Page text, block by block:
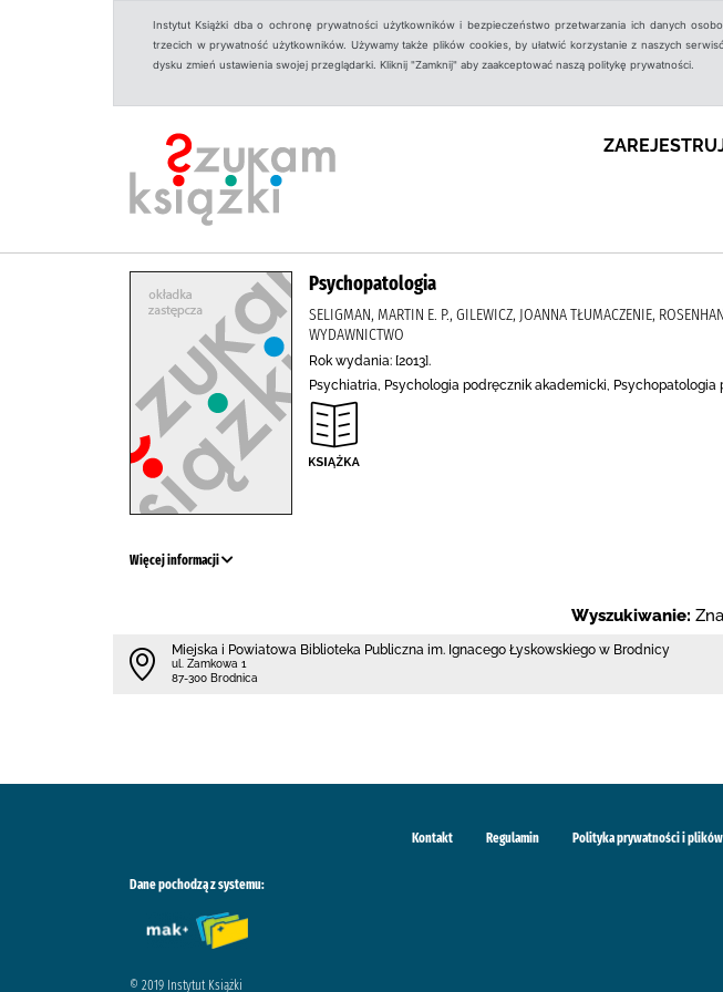
Instytut Książki dba o ochronę prywatności użytkowników i bezpieczeństwo przetwarzania ich danych
trzecich w prywatność użytkowników. Używamy także plików cookies, by ułatwić korzystanie z naszych
dysku zmień ustawienia swojej przeglądarki. Kliknij "Zamknij" aby zaakceptować naszą politykę prywatności.
Psychopatologia
SELIGMAN, MARTIN E. P., GILEWICZ, JOANNA TŁUMACZENIE,
WYDAWNICTWO
Rok wydania: [2013].
Psychiatria, Psychologia podręcznik akademicki,
Więcej informacji
Wyszukiwanie:
Miejska i Powiatowa Biblioteka Publiczna im. Ignacego Łyskowskiego w Brodnicy
ul. Zamkowa 1
87-300 Brodnica
Kontakt Regulamin Polityka prywatności i
Dane pochodzą z systemu:
© 2019 Instytut Książki